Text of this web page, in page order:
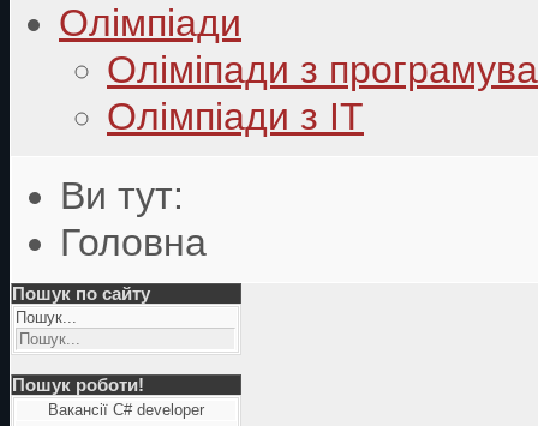
Олімпіади
Оліміпади з
Олімпіади з ІТ
Ви тут:
Головна
Пошук по сайту
Пошук...
Пошук роботи!
Вакансії C# developer